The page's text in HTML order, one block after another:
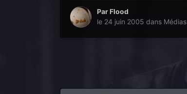
Par Flood
le 24 juin 2005 dans Médias